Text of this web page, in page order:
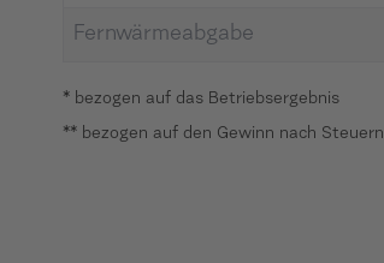
Fernwärmeabgabe
* bezogen auf das Betriebsergebnis
** bezogen auf den Gewinn nach Steuern